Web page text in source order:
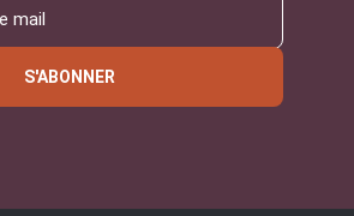
S'ABONNER